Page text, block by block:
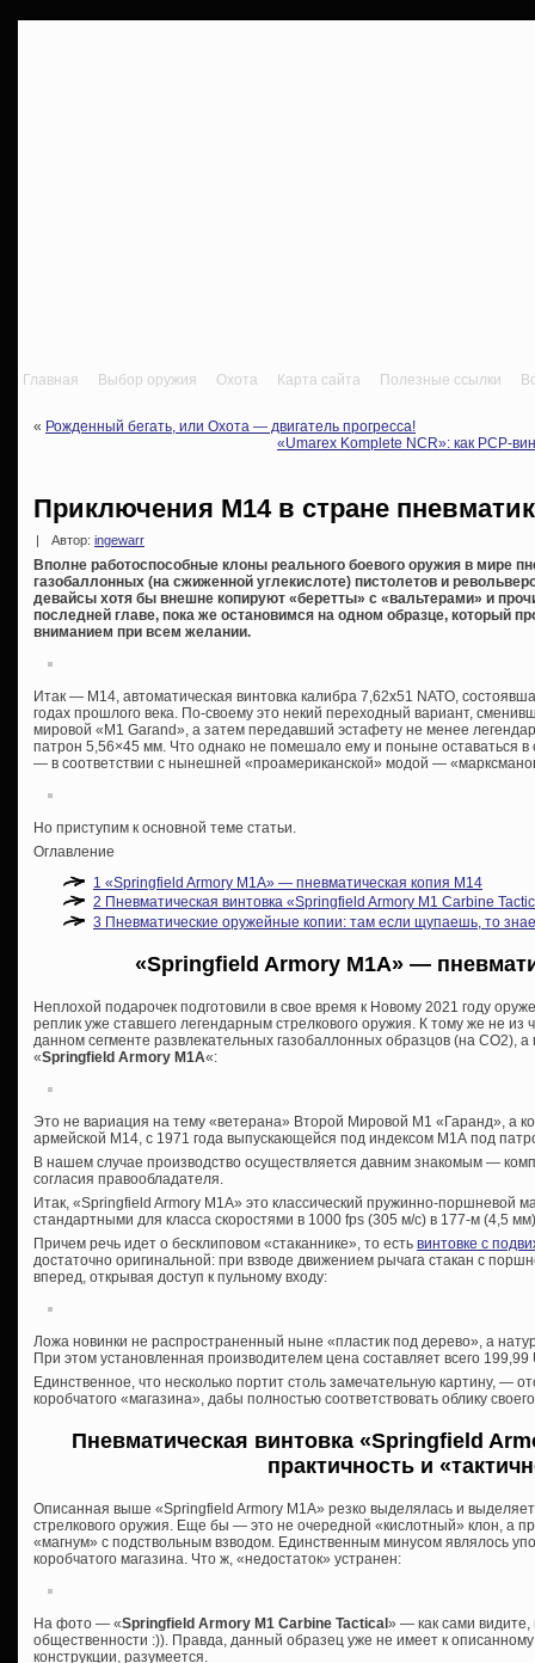
Главная Выбор оружия Охота Карта сайта Полезные ссылки
« Рожденный бегать, или Охота — двигатель прогресса!
«Umarex Komplete NCR»: как PCP-
Приключения М14 в стране
| Автор: ingewarr
Вполне работоспособные клоны реального боевого оружия в мире
газобаллонных (на сжиженной углекислоте) пистолетов и
девайсы хотя бы внешне копируют «беретты» с «вальтерами» и
последней главе, пока же остановимся на одном образце, который
вниманием при всем желании.
Итак — М14, автоматическая винтовка калибра 7,62х51 NATO,
годах прошлого века. По-своему это некий переходный вариант,
мировой «M1 Garand», а затем передавший эстафету не менее
патрон 5,56×45 мм. Что однако не помешало ему и поныне оставаться в
— в соответствии с нынешней «проамериканской» модой —
Но приступим к основной теме статьи.
Оглавление
1 «Springfield Armory M1A» — пневматическая копия М14
2 Пневматическая винтовка «Springfield Armory M1 Carbine
3 Пневматические оружейные копии: там если щупаешь, то
«Springfield Armory M1A» —
Неплохой подарочек подготовили в свое время к Новому 2021 году
реплик уже ставшего легендарным стрелкового оружия. К тому же не
данном сегменте развлекательных газобаллонных образцов (на СО2),
«Springfield Armory M1A«:
Это не вариация на тему «ветерана» Второй Мировой М1 «Гаранд», а
армейской М14, с 1971 года выпускающейся под индексом М1А под
В нашем случае производство осуществляется давним знакомым —
согласия правообладателя.
Итак, «Springfield Armory M1A» это классический пружинно-поршневой
стандартными для класса скоростями в 1000 fps (305 м/с) в 177-м (4,5
Причем речь идет о бесклиповом «стаканнике», то есть винтовке с
достаточно оригинальной: при взводе движением рычага стакан с
вперед, открывая доступ к пульному входу:
Ложа новинки не распространенный ныне «пластик под дерево», а
При этом установленная производителем цена составляет всего 199,99
Единственное, что несколько портит столь замечательную картину, —
коробчатого «магазина», дабы полностью соответствовать облику
Пневматическая винтовка «Springfield
практичность и
Описанная выше «Springfield Armory M1A» резко выделялась и
стрелкового оружия. Еще бы — это не очередной «кислотный» клон, а
«магнум» с подствольным взводом. Единственным минусом являлось
коробчатого магазина. Что ж, «недостаток» устранен:
На фото — «Springfield Armory M1 Carbine Tactical» — как сами видите,
общественности :)). Правда, данный образец уже не имеет к
конструкции, разумеется.